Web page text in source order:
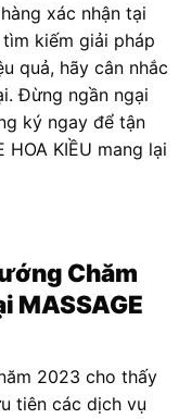
xác nhận tại
tìm kiếm giải pháp
quả, hãy cân nhắc
Đừng ngần ngại
ký ngay để tận
KIỀU mang lại
Chăm
MASSAGE
2023 cho thấy
tiên các dịch vụ